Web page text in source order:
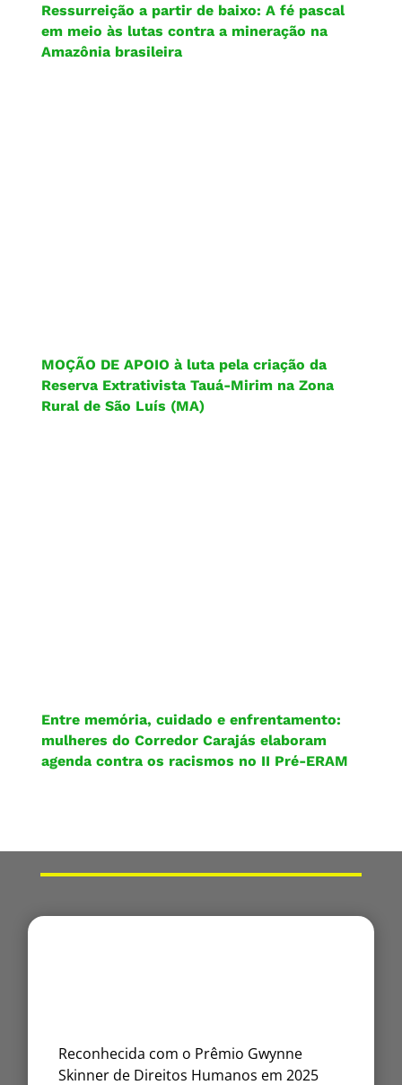
Ressurreição a partir de baixo: A fé pascal
em meio às lutas contra a mineração na
Amazônia brasileira
MOÇÃO DE APOIO à luta pela criação da
Reserva Extrativista Tauá-Mirim na Zona
Rural de São Luís (MA)
Entre memória, cuidado e enfrentamento:
mulheres do Corredor Carajás elaboram
agenda contra os racismos no II Pré-ERAM
Reconhecida com o Prêmio Gwynne
Skinner de Direitos Humanos em 2025